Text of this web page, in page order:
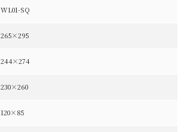
WL01-SQ
265×295
244×274
230×260
120×85